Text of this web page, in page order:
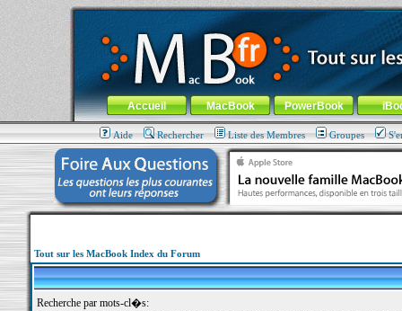
MacBook-fr.com : 100% Apple... 100% nomade !
Aller au contenu-Aller au menu général-Aller au menu de
Menu général
Accueil MacBook PowerBook
Aide Rechercher Liste des Membres Groupes
Tout sur les MacBook Index du Forum
Recherche par mots-cl�s: